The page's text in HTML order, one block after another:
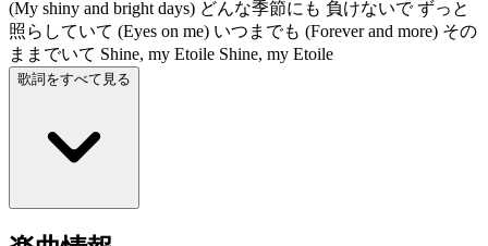
(My shiny and bright days) どんな季節にも 負けないで ずっと
照らしていて (Eyes on me) いつまでも (Forever and more) その
ままでいて Shine, my Etoile Shine, my Etoile
歌詞をすべて見る